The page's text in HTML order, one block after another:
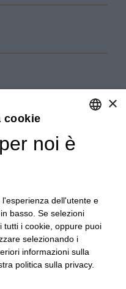
è un marchio di Olio
Creato da:etinet.it
×
cookie
noi è
dell'utente e
basso. Se selezioni
tutti i cookie, oppure puoi
selezionando i
informazioni sulla
politica sulla privacy.